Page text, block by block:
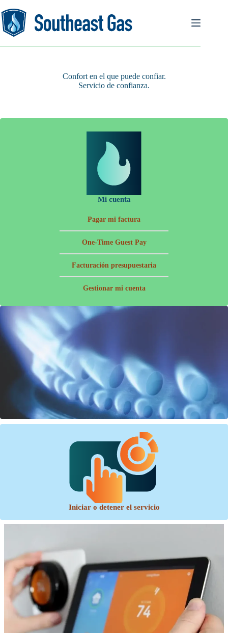
al
contenido
Confort en el que puede confiar.
Servicio de confianza.
Mi cuenta
Pagar mi factura
One-Time Guest Pay
Facturación presupuestaria
Gestionar mi cuenta
Iniciar o detener el servicio